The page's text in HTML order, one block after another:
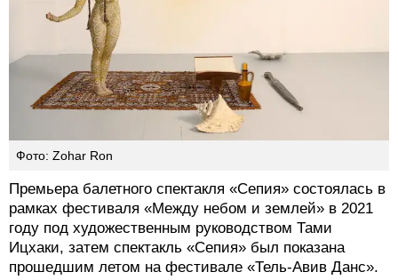
Фото: Zohar Ron
Премьера балетного спектакля «Сепия» состоялась в
рамках фестиваля «Между небом и землей» в 2021
году под художественным руководством Тами
Ицхаки, затем спектакль «Сепия» был показана
прошедшим летом на фестивале «Тель-Авив Данс».